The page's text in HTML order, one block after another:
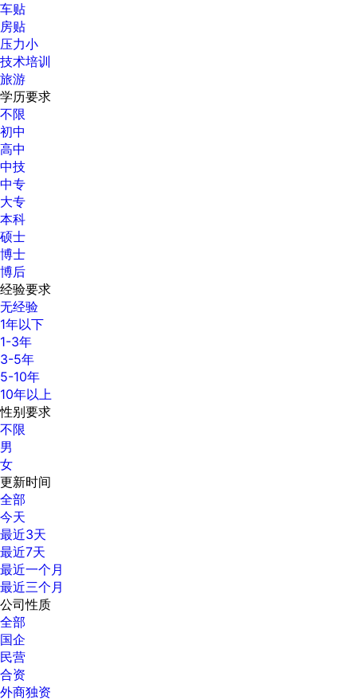
车贴
房贴
压力小
技术培训
旅游
学历要求
不限
初中
高中
中技
中专
大专
本科
硕士
博士
博后
经验要求
无经验
1年以下
1-3年
3-5年
5-10年
10年以上
性别要求
不限
男
女
更新时间
全部
今天
最近3天
最近7天
最近一个月
最近三个月
公司性质
全部
国企
民营
合资
外商独资